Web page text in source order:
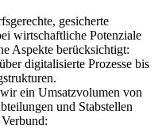
gesicherte
wirtschaftliche Potenziale
Aspekte berücksichtigt:
digitalisierte Prozesse bis
ein Umsatzvolumen von
und Stabstellen